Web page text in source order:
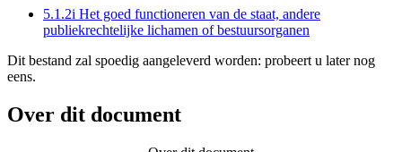
5.1.2i Het goed functioneren van de staat, andere
publiekrechtelijke lichamen of bestuursorganen
Dit bestand zal spoedig aangeleverd worden: probeert u later nog
eens.
Over dit document